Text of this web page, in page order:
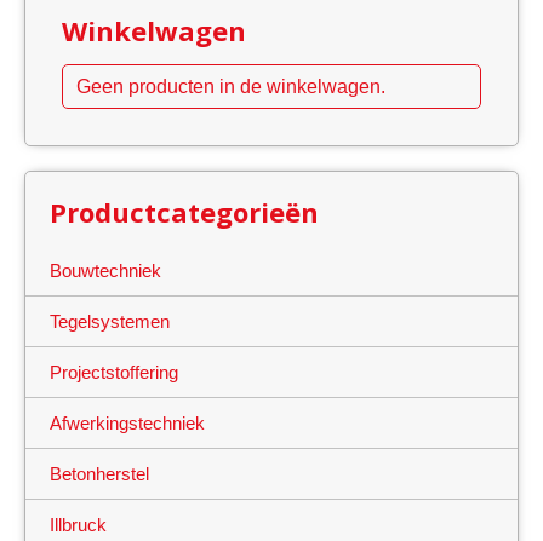
Winkelwagen
Geen producten in de winkelwagen.
Productcategorieën
Bouwtechniek
Tegelsystemen
Projectstoffering
Afwerkingstechniek
Betonherstel
Illbruck